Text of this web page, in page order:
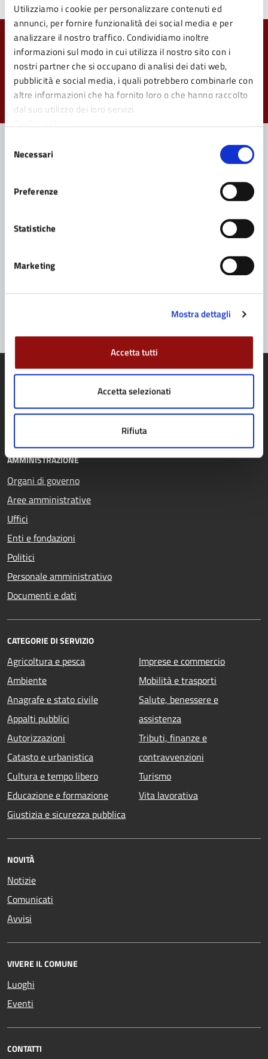
Utilizziamo i cookie per personalizzare contenuti ed
annunci, per fornire funzionalità dei social media e per
analizzare il nostro traffico. Condividiamo inoltre
informazioni sul modo in cui utilizza il nostro sito con i
nostri partner che si occupano di analisi dei dati web,
pubblicità e social media, i quali potrebbero combinarle con
altre informazioni che ha fornito loro o che hanno raccolto
dal suo utilizzo dei loro servizi.
delNecessari
Preferenze
Statistiche
Marketing
Mostra dettagli
Accetta tutti
Accetta selezionati
Rifiuta
Quanto sono chiare le informazioni su questa
pagina?
Valuta da 1 a 5 stelle la pagina
Valuta 5 stelle su 5
Valuta 4 stelle su 5
Valuta 3 stelle su 5
Valuta 2 stelle su 5
Valuta 1 stelle su 5
Leggi le domande frequenti
Richiedi assistenza
Problemi in città
Comune di Fidenza
AMMINISTRAZIONE
Organi di governo
Aree amministrative
Uffici
Enti e fondazioni
Politici
Personale amministrativo
Documenti e dati
CATEGORIE DI SERVIZIO
Agricoltura e pesca
Ambiente
Anagrafe e stato civile
Appalti pubblici
Autorizzazioni
Catasto e urbanistica
Cultura e tempo libero
Educazione e formazione
Giustizia e sicurezza pubblica
Imprese e commercio
Mobilità e trasporti
Salute, benessere e
assistenza
Tributi, finanze e
contravvenzioni
Turismo
Vita lavorativa
NOVITÀ
Notizie
Comunicati
Avvisi
VIVERE IL COMUNE
Luoghi
Eventi
CONTATTI